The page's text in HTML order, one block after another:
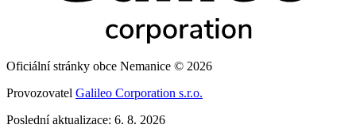
Oficiální stránky obce Nemanice © 2026
Provozovatel Galileo Corporation s.r.o.
Poslední aktualizace: 6. 8. 2026